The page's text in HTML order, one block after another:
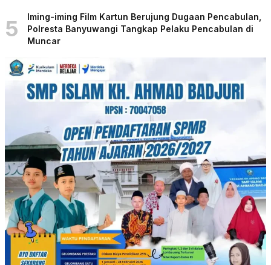
5
Iming-iming Film Kartun Berujung Dugaan Pencabulan,
Polresta Banyuwangi Tangkap Pelaku Pencabulan di
Muncar